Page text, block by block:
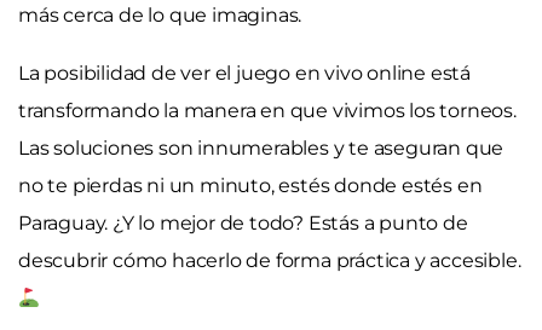
más cerca de lo que imaginas.
La posibilidad de ver el juego en vivo online está
transformando la manera en que vivimos los torneos.
Las soluciones son innumerables y te aseguran que
no te pierdas ni un minuto, estés donde estés en
Paraguay. ¿Y lo mejor de todo? Estás a punto de
descubrir cómo hacerlo de forma práctica y accesible.